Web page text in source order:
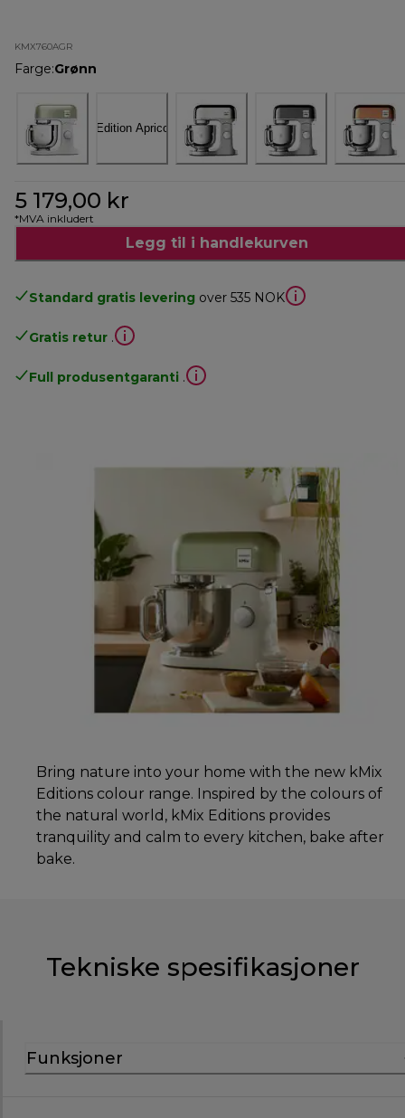
KMX760AGR
Farge:Grønn
5 179,00 kr
*MVA inkludert
Legg til i handlekurven
Standard gratis levering over 535 NOK
Gratis retur .
Full produsentgaranti .
Bring nature into your home with the new kMix
Editions colour range. Inspired by the colours of
the natural world, kMix Editions provides
tranquility and calm to every kitchen, bake after
bake.
Tekniske spesifikasjoner
Funksjoner